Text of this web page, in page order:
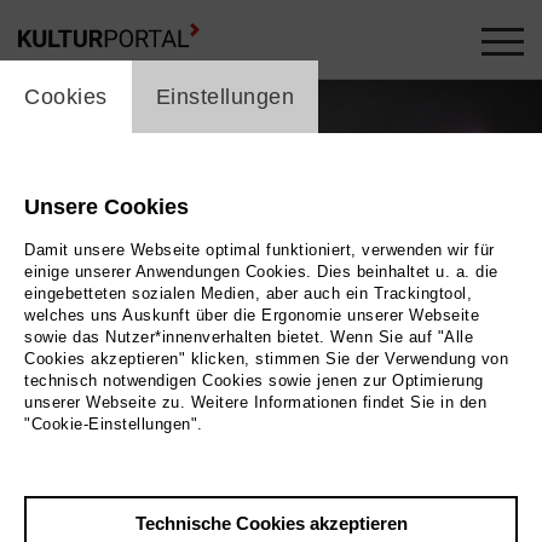
Übersicht
cookie_layer
Cookies Einstellungen
Unsere Cookies
Damit unsere Webseite optimal funktioniert, verwenden wir für
einige unserer Anwendungen Cookies. Dies beinhaltet u. a. die
eingebetteten sozialen Medien, aber auch ein Trackingtool,
welches uns Auskunft über die Ergonomie unserer Webseite
sowie das Nutzer*innenverhalten bietet. Wenn Sie auf "Alle
Cookies akzeptieren" klicken, stimmen Sie der Verwendung von
technisch notwendigen Cookies sowie jenen zur Optimierung
unserer Webseite zu. Weitere Informationen findet Sie in den
"Cookie-Einstellungen".
Technische Cookies akzeptieren